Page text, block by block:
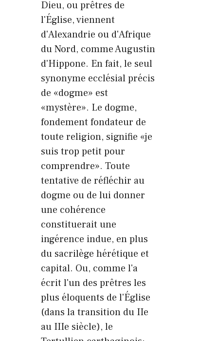
Dieu, ou prêtres de
l'Église, viennent
d'Alexandrie ou d'Afrique
du Nord, comme Augustin
d'Hippone. En fait, le seul
synonyme ecclésial précis
de «dogme» est
«mystère». Le dogme,
fondement fondateur de
toute religion, signifie «je
suis trop petit pour
comprendre». Toute
tentative de réfléchir au
dogme ou de lui donner
une cohérence
constituerait une
ingérence indue, en plus
du sacrilège hérétique et
capital. Ou, comme l'a
écrit l'un des prêtres les
plus éloquents de l'Église
(dans la transition du IIe
au IIIe siècle), le